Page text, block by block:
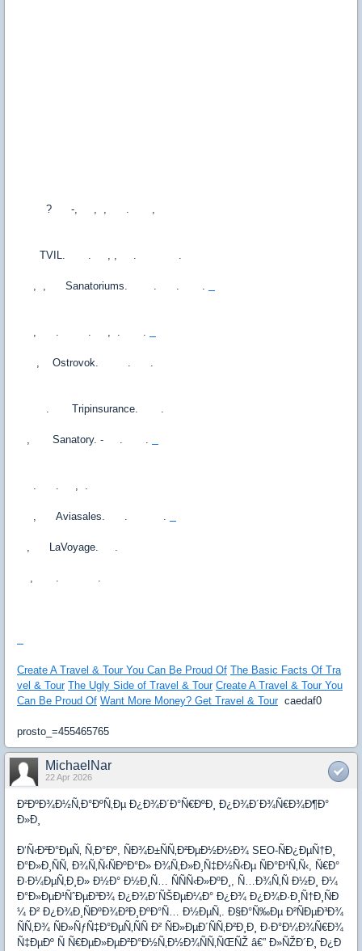
? -, , , . ,
TVIL. . , , . .
, , Sanatoriums. . . .
, . . , . .
, Ostrovok. . .
. Tripinsurance. .
, Sanatory. - . .
. . , .
, Aviasales. . .
, LaVoyage. .
, . .
Create A Travel & Tour You Can Be Proud Of The Basic Facts Of Tra
vel & Tour The Ugly Side of Travel & Tour Create A Travel & Tour You
Can Be Proud Of Want More Money? Get Travel & Tourcaedaf0
prosto_=455465765
MichaelNar
22 Apr 2026
Ð²ÐºÐ¾Ð½Ñ‚Ð°ÐºÑ‚Ðµ Ð¿Ð¾Ð´Ð°Ñ€ÐºÐ¸ Ð¿Ð¾Ð´Ð¾Ñ€Ð¾Ð¶Ð°
Ð»Ð¸
Ð‘Ñ‹Ð²Ð°ÐµÑ‚ Ñ‚Ð°Ðº, ÑÐ¾Ð±ÑÑ‚Ð²ÐµÐ½Ð½Ð¾ SEO-ÑÐ¿ÐµÑ†Ð¸
Ð°Ð»Ð¸ÑÑ‚ Ð¾Ñ‚Ñ‹ÑÐºÐ°Ð» Ð¾Ñ‚Ð»Ð¸Ñ‡Ð½Ñ‹Ðµ ÑÐ°Ð¹Ñ‚Ñ‹, Ñ€Ð°
Ð·Ð¼ÐµÑ‚Ð¸Ð» Ð½Ð° Ð½Ð¸Ñ… ÑÑÑ‹Ð»ÐºÐ¸, Ñ…Ð¾Ñ‚Ñ Ð½Ð¸ Ð¼
Ð°Ð»ÐµÐ¹ÑˆÐµÐ³Ð¾ Ð¿Ð¾Ð´ÑŠÐµÐ¼Ð° Ð¿Ð¾ Ð¿Ð¾Ð·Ð¸Ñ†Ð¸ÑÐ
¼ Ð² Ð¿Ð¾Ð¸ÑÐºÐ¾Ð²Ð¸ÐºÐ°Ñ… Ð½ÐµÑ‚. Ð§Ð°Ñ‰Ðµ Ð²ÑÐµÐ³Ð¾
ÑÑ‚Ð¾ ÑÐ»ÑƒÑ‡Ð°ÐµÑ‚ÑÑ Ð² ÑÐ»ÐµÐ´ÑÑ‚Ð²Ð¸Ð¸ Ð·Ð°Ð¼Ð¾Ñ€Ð¾
Ñ‡ÐµÐº Ñ Ñ€ÐµÐ»ÐµÐ²Ð°Ð½Ñ‚Ð½Ð¾ÑÑ‚ÑŒÑŽ â€” Ð»ÑŽÐ´Ð¸ Ð¿Ð